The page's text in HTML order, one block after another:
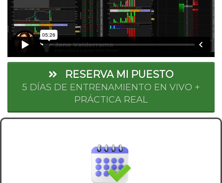
RESERVA MI PUESTO
5 DÍAS DE ENTRENAMIENTO EN VIVO +
PRÁCTICA REAL